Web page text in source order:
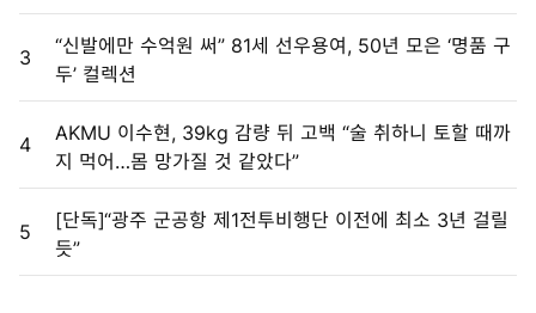
3
“신발에만 수억원 써” 81세 선우용여, 50년 모은 ‘명품 구
두’ 컬렉션
4
AKMU 이수현, 39kg 감량 뒤 고백 “술 취하니 토할 때까
지 먹어…몸 망가질 것 같았다”
5
[단독]“광주 군공항 제1전투비행단 이전에 최소 3년 걸릴
듯”